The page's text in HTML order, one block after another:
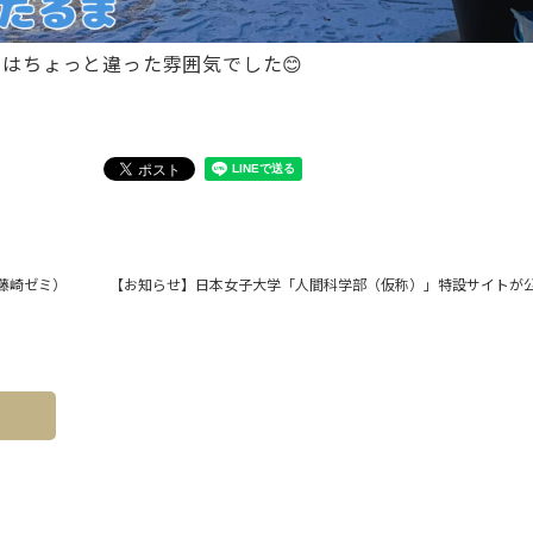
ちょっと違った雰囲気でした😊
ゼミ） 【お知らせ】日本女子大学「人間科学部（仮称）」特設サイトが